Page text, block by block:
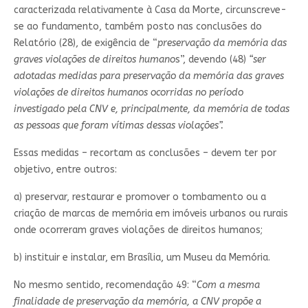
caracterizada relativamente à Casa da Morte, circunscreve-
se ao fundamento, também posto nas conclusões do
Relatório (28), de exigência de “preservação da memória das
graves violações de direitos humanos”, devendo (48) “ser
adotadas medidas para preservação da memória das graves
violações de direitos humanos ocorridas no período
investigado pela CNV e, principalmente, da memória de todas
as pessoas que foram vítimas dessas violações”.
Essas medidas – recortam as conclusões – devem ter por
objetivo, entre outros:
a) preservar, restaurar e promover o tombamento ou a
criação de marcas de memória em imóveis urbanos ou rurais
onde ocorreram graves violações de direitos humanos;
b) instituir e instalar, em Brasília, um Museu da Memória.
No mesmo sentido, recomendação 49: “Com a mesma
finalidade de preservação da memória, a CNV propõe a